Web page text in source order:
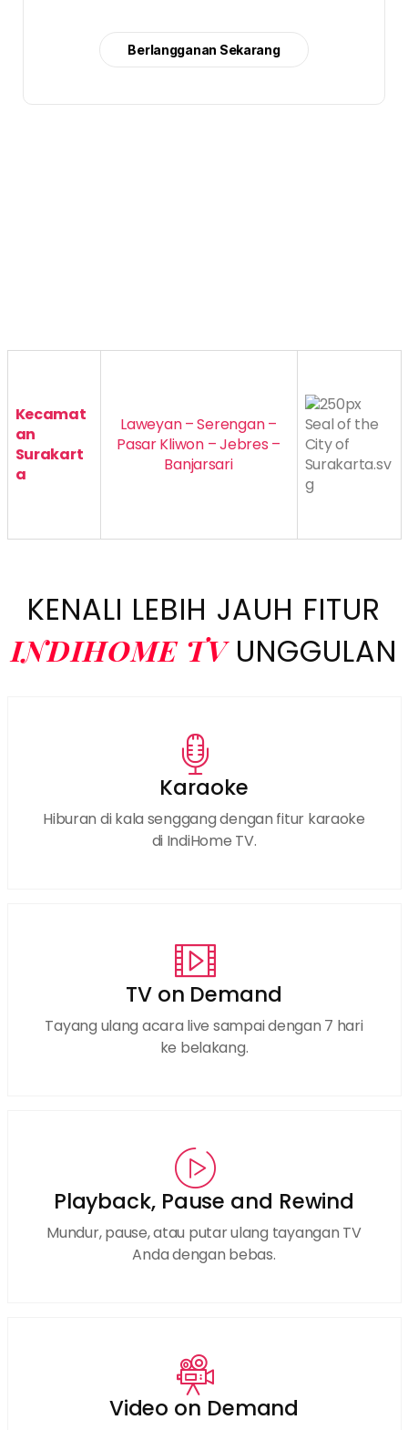
Berlangganan Sekarang
Kecamat
an
Surakart
a
Laweyan – Serengan –
Pasar Kliwon – Jebres –
Banjarsari
KENALI LEBIH JAUH FITUR
INDIHOME TVUNGGULAN
Karaoke
Hiburan di kala senggang dengan fitur karaoke
di IndiHome TV.
TV on Demand
Tayang ulang acara live sampai dengan 7 hari
ke belakang.
Playback, Pause and Rewind
Mundur, pause, atau putar ulang tayangan TV
Anda dengan bebas.
Video on Demand